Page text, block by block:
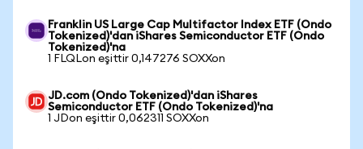
Franklin US Large Cap Multifactor Index ETF (Ondo
Tokenized)'dan iShares Semiconductor ETF (Ondo
Tokenized)'na
1 FLQLon eşittir 0,147276 SOXXon
JD.com (Ondo Tokenized)'dan iShares
Semiconductor ETF (Ondo Tokenized)'na
1 JDon eşittir 0,062311 SOXXon